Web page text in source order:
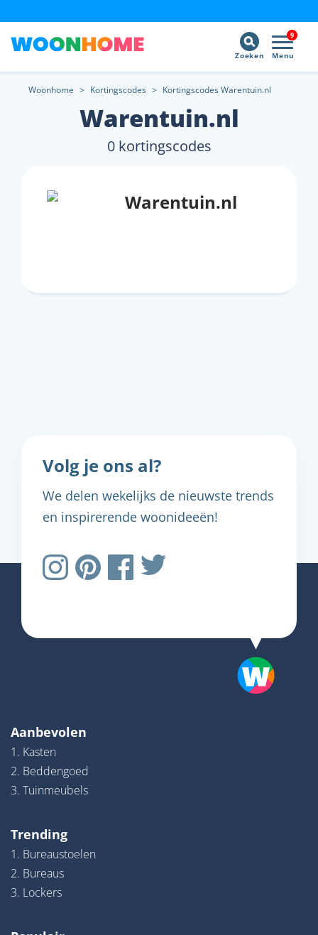
9
Menu
Zoeken
Woonhome > Kortingscodes > Kortingscodes Warentuin.nl
Warentuin.nl
0 kortingscodes
Warentuin.nl
Volg je ons al?
We delen wekelijks de nieuwste trends
en inspirerende woonideeën!
Aanbevolen
1. Kasten
2. Beddengoed
3. Tuinmeubels
Trending
1. Bureaustoelen
2. Bureaus
3. Lockers